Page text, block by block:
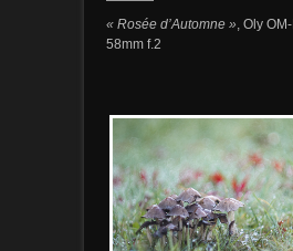
« Rosée d’Automne » , Oly
58mm f.2